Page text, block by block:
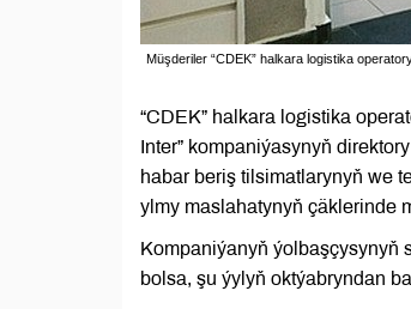
Müşderiler “CDEK” halkara logistika
“CDEK” halkara logistika
Inter” kompaniýasynyň
habar beriş tilsimatlarynyň we
ylmy maslahatynyň çäklerinde
Kompaniýanyň ýolbaşçysynyň
bolsa, şu ýylyň oktýabryndan